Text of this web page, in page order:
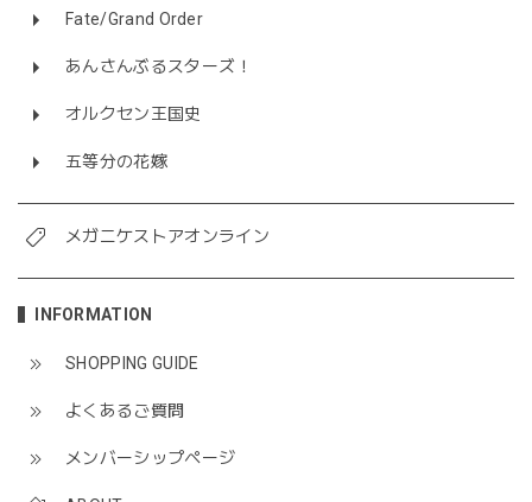
Fate/Grand Order
あんさんぶるスターズ！
オルクセン王国史
五等分の花嫁
メガニケストアオンライン
INFORMATION
SHOPPING GUIDE
よくあるご質問
メンバーシップページ